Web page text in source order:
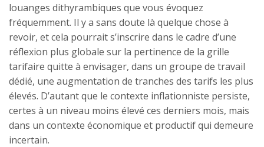
louanges dithyrambiques que vous évoquez
fréquemment. Il y a sans doute là quelque chose à
revoir, et cela pourrait s’inscrire dans le cadre d’une
réflexion plus globale sur la pertinence de la grille
tarifaire quitte à envisager, dans un groupe de travail
dédié, une augmentation de tranches des tarifs les plus
élevés. D’autant que le contexte inflationniste persiste,
certes à un niveau moins élevé ces derniers mois, mais
dans un contexte économique et productif qui demeure
incertain.